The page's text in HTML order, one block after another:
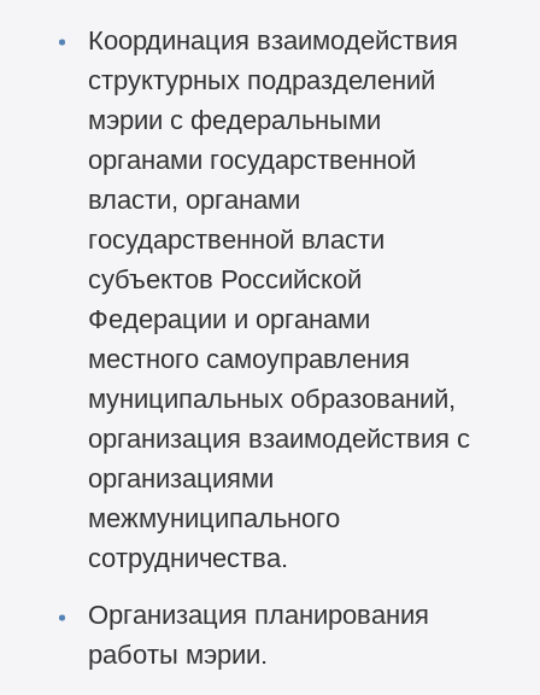
Координация взаимодействия
структурных подразделений
мэрии с федеральными
органами государственной
власти, органами
государственной власти
субъектов Российской
Федерации и органами
местного самоуправления
муниципальных образований,
организация взаимодействия с
организациями
межмуниципального
сотрудничества.
Организация планирования
работы мэрии.